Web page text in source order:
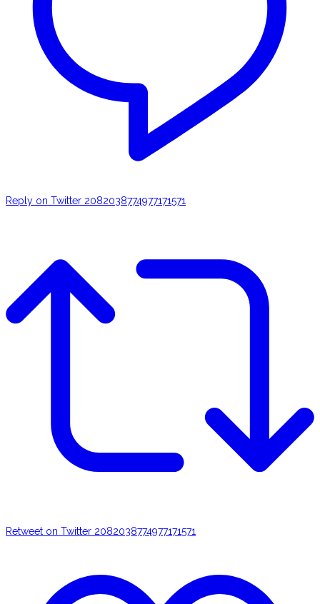
Reply on Twitter 2082038774977171571
Retweet on Twitter 2082038774977171571